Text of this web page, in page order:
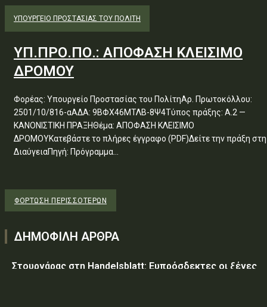
ΥΠΟΥΡΓΕΊΟ ΠΡΟΣΤΑΣΊΑΣ ΤΟΥ ΠΟΛΊΤΗ
ΥΠ.ΠΡΟ.ΠΟ.: ΑΠΟΦΑΣΗ ΚΛΕΙΣΙΜΟ
ΔΡΟΜΟΥ
Φορέας: Υπουργείο Προστασίας του ΠολίτηΑρ. Πρωτοκόλλου:
2501/10/816-αΑΔΑ: 9ΒΦΧ46ΜΤΛΒ-8Ψ4Τύπος πράξης: Α.2 —
ΚΑΝΟΝΙΣΤΙΚΗ ΠΡΑΞΗΘέμα: ΑΠΟΦΑΣΗ ΚΛΕΙΣΙΜΟ
ΔΡΟΜΟΥΚατεβάστε το πλήρες έγγραφο (PDF)Δείτε την πράξη στη
ΔιαύγειαΠηγή: Πρόγραμμα...
ΦΌΡΤΩΣΗ ΠΕΡΙΣΣΟΤΈΡΩΝ
ΔΗΜΟΦΙΛΗ ΑΡΘΡΑ
Στουρνάρας στη Handelsblatt: Ευπρόσδεκτες οι ξένες